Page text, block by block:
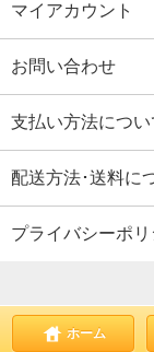
マイアカウント
お問い合わせ
支払い方法につい
配送方法･送料に
プライバシーポリ
ホーム